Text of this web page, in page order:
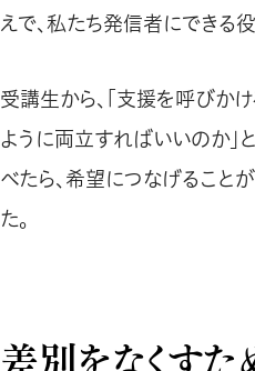
えで、私たち発信者にできる
受講生から、「支援を呼びか
ように両立すればいいのか」
べたら、希望につなげること
た。